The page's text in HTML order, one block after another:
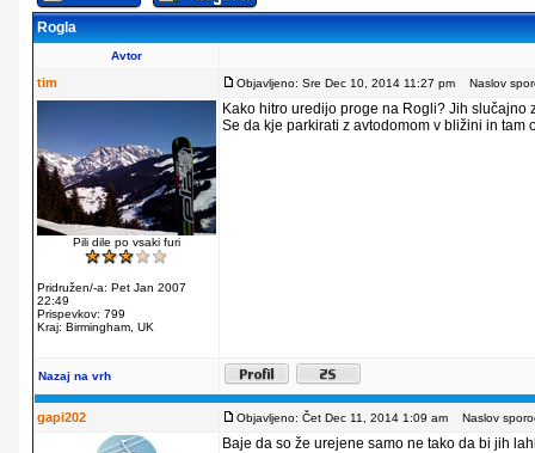
Rogla
Avtor
tim Objavljeno: Sre Dec 10, 2014 11:27 pm Naslov
Pili dile po vsaki furi
Pridružen/-a: Pet Jan 2007
22:49
Prispevkov: 799
Kraj: Birmingham, UK
Kako hitro uredijo proge na Rogli? Jih slučajno
Se da kje parkirati z avtodomom v bližini in tam
Nazaj na vrh
gapi202 Objavljeno: Čet Dec 11, 2014 1:09 am Naslov
Baje da so že urejene samo ne tako da bi jih